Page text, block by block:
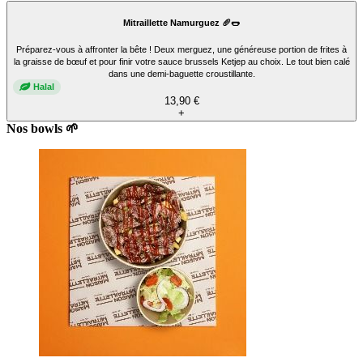
Mitraillette Namurguez 🥖🌭
Préparez-vous à affronter la bête ! Deux merguez, une généreuse portion de frites à
la graisse de bœuf et pour finir votre sauce brussels Ketjep au choix. Le tout bien calé
dans une demi-baguette croustillante.
Halal
13,90 €
+
Nos bowls 🌱